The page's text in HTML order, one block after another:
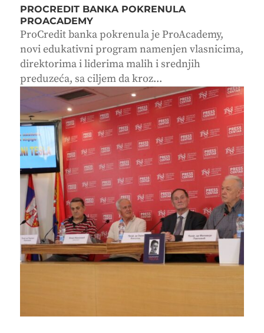
PROCREDIT BANKA POKRENULA
PROACADEMY
ProCredit banka pokrenula je ProAcademy,
novi edukativni program namenjen vlasnicima,
direktorima i liderima malih i srednjih
preduzeća, sa ciljem da kroz...